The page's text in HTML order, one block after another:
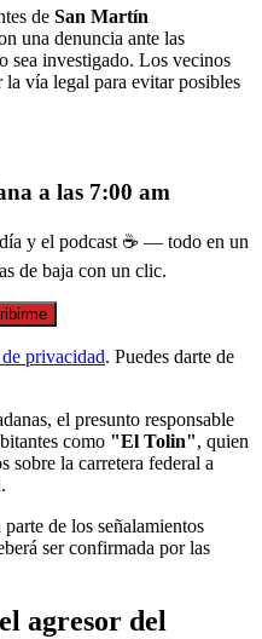
de San Martín
una denuncia ante las
sea investigado. Los vecinos
vía legal para evitar posibles
a las 7:00 am
y el podcast ☕ — todo en un
de baja con un clic.
privacidad. Puedes darte de
el presunto responsable
como "El Tolin", quien
sobre la carretera federal a
de los señalamientos
ser confirmada por las
agresor del